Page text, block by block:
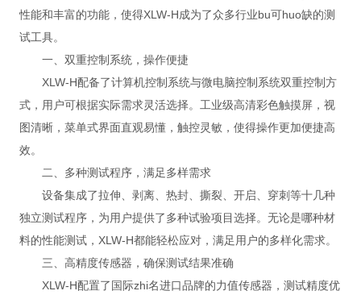
性能和丰富的功能，使得XLW-H成为了众多行业bu可huo缺的测
试工具。
一、双重控制系统，操作便捷
XLW-H配备了计算机控制系统与微电脑控制系统双重控制方
式，用户可根据实际需求灵活选择。工业级高清彩色触摸屏，视
图清晰，菜单式界面直观易懂，触控灵敏，使得操作更加便捷高
效。
二、多种测试程序，满足多样需求
设备集成了拉伸、剥离、热封、撕裂、开启、穿刺等十几种
独立测试程序，为用户提供了多种试验项目选择。无论是哪种材
料的性能测试，XLW-H都能轻松应对，满足用户的多样化需求。
三、高精度传感器，确保测试结果准确
XLW-H配置了国际zhi名进口品牌的力值传感器，测试精度优